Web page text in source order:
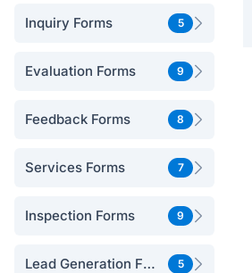
Inquiry Forms 5
Evaluation Forms 9
Feedback Forms 8
Services Forms 7
Inspection Forms 9
Lead Generation Forms 5